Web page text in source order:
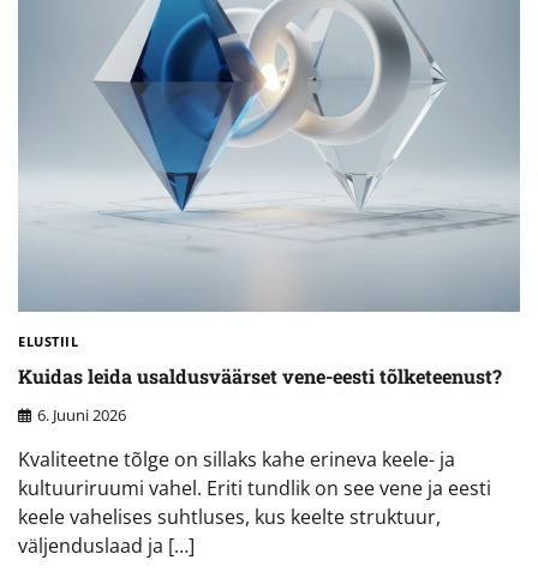
ELUSTIIL
Kuidas leida usaldusväärset vene-eesti tõlketeenust?
6. Juuni 2026
Kvaliteetne tõlge on sillaks kahe erineva keele- ja
kultuuriruumi vahel. Eriti tundlik on see vene ja eesti
keele vahelises suhtluses, kus keelte struktuur,
väljenduslaad ja […]